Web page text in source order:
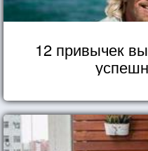
12 привычек